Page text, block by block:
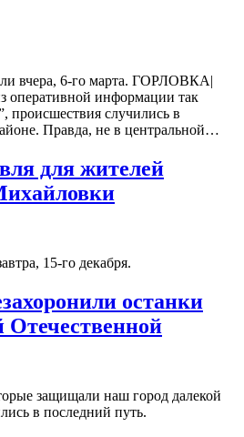
вчера, 6-го марта. ГОРЛОВКА|
оперативной информации так
случились в
Правда, не в центральной…
для жителей
15-го декабря.
останки
Отечественной
защищали наш город далекой
в последний путь.